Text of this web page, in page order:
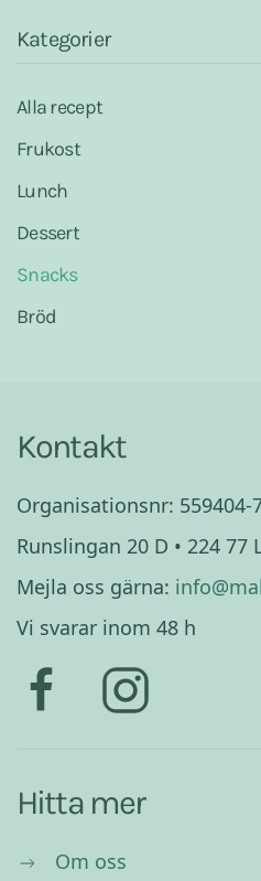
Kategorier
Alla recept
Frukost
Lunch
Dessert
Snacks
Bröd
Kontakt
Organisationsnr: 559404-
Runslingan 20 D • 224 77
Mejla oss gärna:
Vi svarar inom 48 h
Hitta mer
Om oss